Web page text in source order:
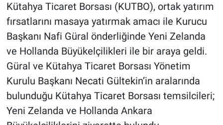
Kütahya Ticaret Borsası (KUTBO), ortak yatırım
fırsatlarını masaya yatırmak amacı ile Kurucu
Başkanı Nafi Güral önderliğinde Yeni Zelanda
ve Hollanda Büyükelçilikleri ile bir araya geldi.
Güral ve Kütahya Ticaret Borsası Yönetim
Kurulu Başkanı Necati Gültekin’in aralarında
bulunduğu Kütahya Ticaret Borsası temsilcileri;
Yeni Zelanda ve Hollanda Ankara